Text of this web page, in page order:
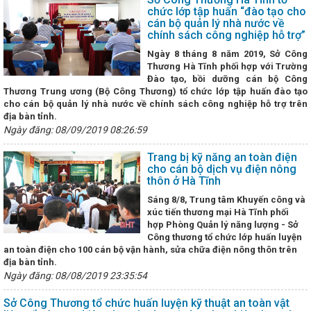
Thương Việt Nam và Bộ Công Thương Lào trao Biên bản ghi nhớ về
nghiệp
Bộ đội Biên phòng tỉnh giành giải nhất Hội thi "Dân
Tình hình sản xuất công nghiệp tháng 7 và 7 tháng đầu năm
Ủy ban hợp tác kinh tế, thương mại Việt Nam – Trung Quốc
Hà
nối cung - cầu giữa Thành phố Hồ Chí Minh và các tỉnh, thành phố
cường hợp tác với Thành phố Huế về triển khai hoạt động Khoa
Ứng xử với tin giả trên môi trường mạng internet như thế nào?
Hà Tĩnh đến người tiêu dùng
Thành phố Hà Tĩnh một thế kỷ
hợp tác giữa TP Hồ Chí Minh với các tỉnh Bắc Trung Bộ và phía Bắc
Tĩnh ước đạt 8,78%, xếp thứ nhất Bắc Trung Bộ
nghiệp nông thôn, phổ biến văn bản pháp luật về cụm công
nhiệm kỳ 2021-2026 thông qua 369 nghị quyết
Hà Tĩnh có 6
mừng Đại hội XIV của Đảng
Kế hoạch triển khai thực hiện
28/10/2024 của Chính phủ; Kế hoạch số 322-KH/TU ngày 10/01/
hiện Chỉ thị số 31-CT/TW ngày 19/3/2024 của Ban Bí thư Trung
tục tăng cường sự
An toàn khi mua bán hàng hóa trong thương
không dùng tiền mặt
Kỳ họp thứ 34, HĐND tỉnh: Đại biểu chất vấn
đập
Không để lọt vào Trung ương người giàu bất thường, nói
tỉnh: Quyết tâm tạo đột phá, đưa Hà Tĩnh phát triển nhanh và bền
Quan tâm hoàn thiện cơ sở hạ tầng tại các Cụm công nghiệp
Tập trung tháo gỡ vướng mắc, đẩy mạnh thực hiện Đề án 06 ở Hà
ty Tân cảng Sài Gòn về duy trì tuyến hàng container qua cảng
SỰ CỐ HÓA CHẤT NĂM 2025 TẠI CHI NHÁNH CÔNG NGHIỆP HÓA
Thương ban hành Chỉ thị về việc tiếp tục tăng cường công tác
kiểm soát đặc biệt và các hóa chất nguy hiểm khác trong lĩnh vực
chức lớp tập huấn “đào tạo cho
cán bộ quản lý nhà nước về
chính sách công nghiệp hỗ trợ”
Ngày 8 tháng 8 năm 2019, Sở Công
Thương Hà Tĩnh phối hợp với Trường
Đào tạo, bồi dưỡng cán bộ Công
Thương Trung ương (Bộ Công Thương) tổ chức lớp tập huấn đào tạo
cho cán bộ quản lý nhà nước về chính sách công nghiệp hỗ trợ trên
địa bàn tỉnh.
Ngày đăng: 08/09/2019 08:26:59
Trang bị kỹ năng an toàn điện
cho cán bộ dịch vụ điện nông
thôn ở Hà Tĩnh
Sáng 8/8, Trung tâm Khuyến công và
xúc tiến thương mại Hà Tĩnh phối
hợp Phòng Quản lý năng lượng - Sở
Công thương tổ chức lớp huấn luyện
an toàn điện cho 100 cán bộ vận hành, sửa chữa điện nông thôn trên
địa bàn tỉnh.
Ngày đăng: 08/08/2019 23:35:54
Sở Công Thương tổ chức huấn luyện kỹ thuật an toàn vật